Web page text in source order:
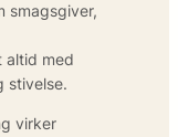
smagsgiver,
altid med
stivelse.
virker